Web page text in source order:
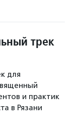
трек
для
и практик
в Рязани